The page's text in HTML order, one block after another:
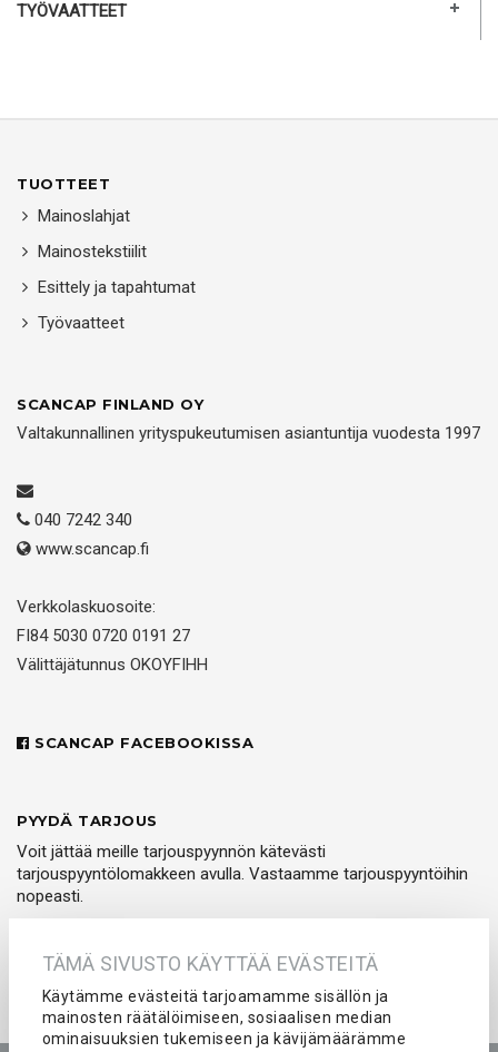
TÄMÄ SIVUSTO KÄYTTÄÄ EVÄSTEITÄ
Käytämme evästeitä tarjoamamme sisällön ja
mainosten räätälöimiseen, sosiaalisen median
ominaisuuksien tukemiseen ja kävijämäärämme
TYÖVAATTEET
TUOTTEET
Mainoslahjat
Mainostekstiilit
Esittely ja tapahtumat
Työvaatteet
SCANCAP FINLAND OY
Valtakunnallinen yrityspukeutumisen asiantuntija vuodesta 1997
040 7242 340
www.scancap.fi
Verkkolaskuosoite:
FI84 5030 0720 0191 27
Välittäjätunnus OKOYFIHH
SCANCAP FACEBOOKISSA
PYYDÄ TARJOUS
Voit jättää meille tarjouspyynnön kätevästi
tarjouspyyntölomakkeen avulla. Vastaamme tarjouspyyntöihin
nopeasti.